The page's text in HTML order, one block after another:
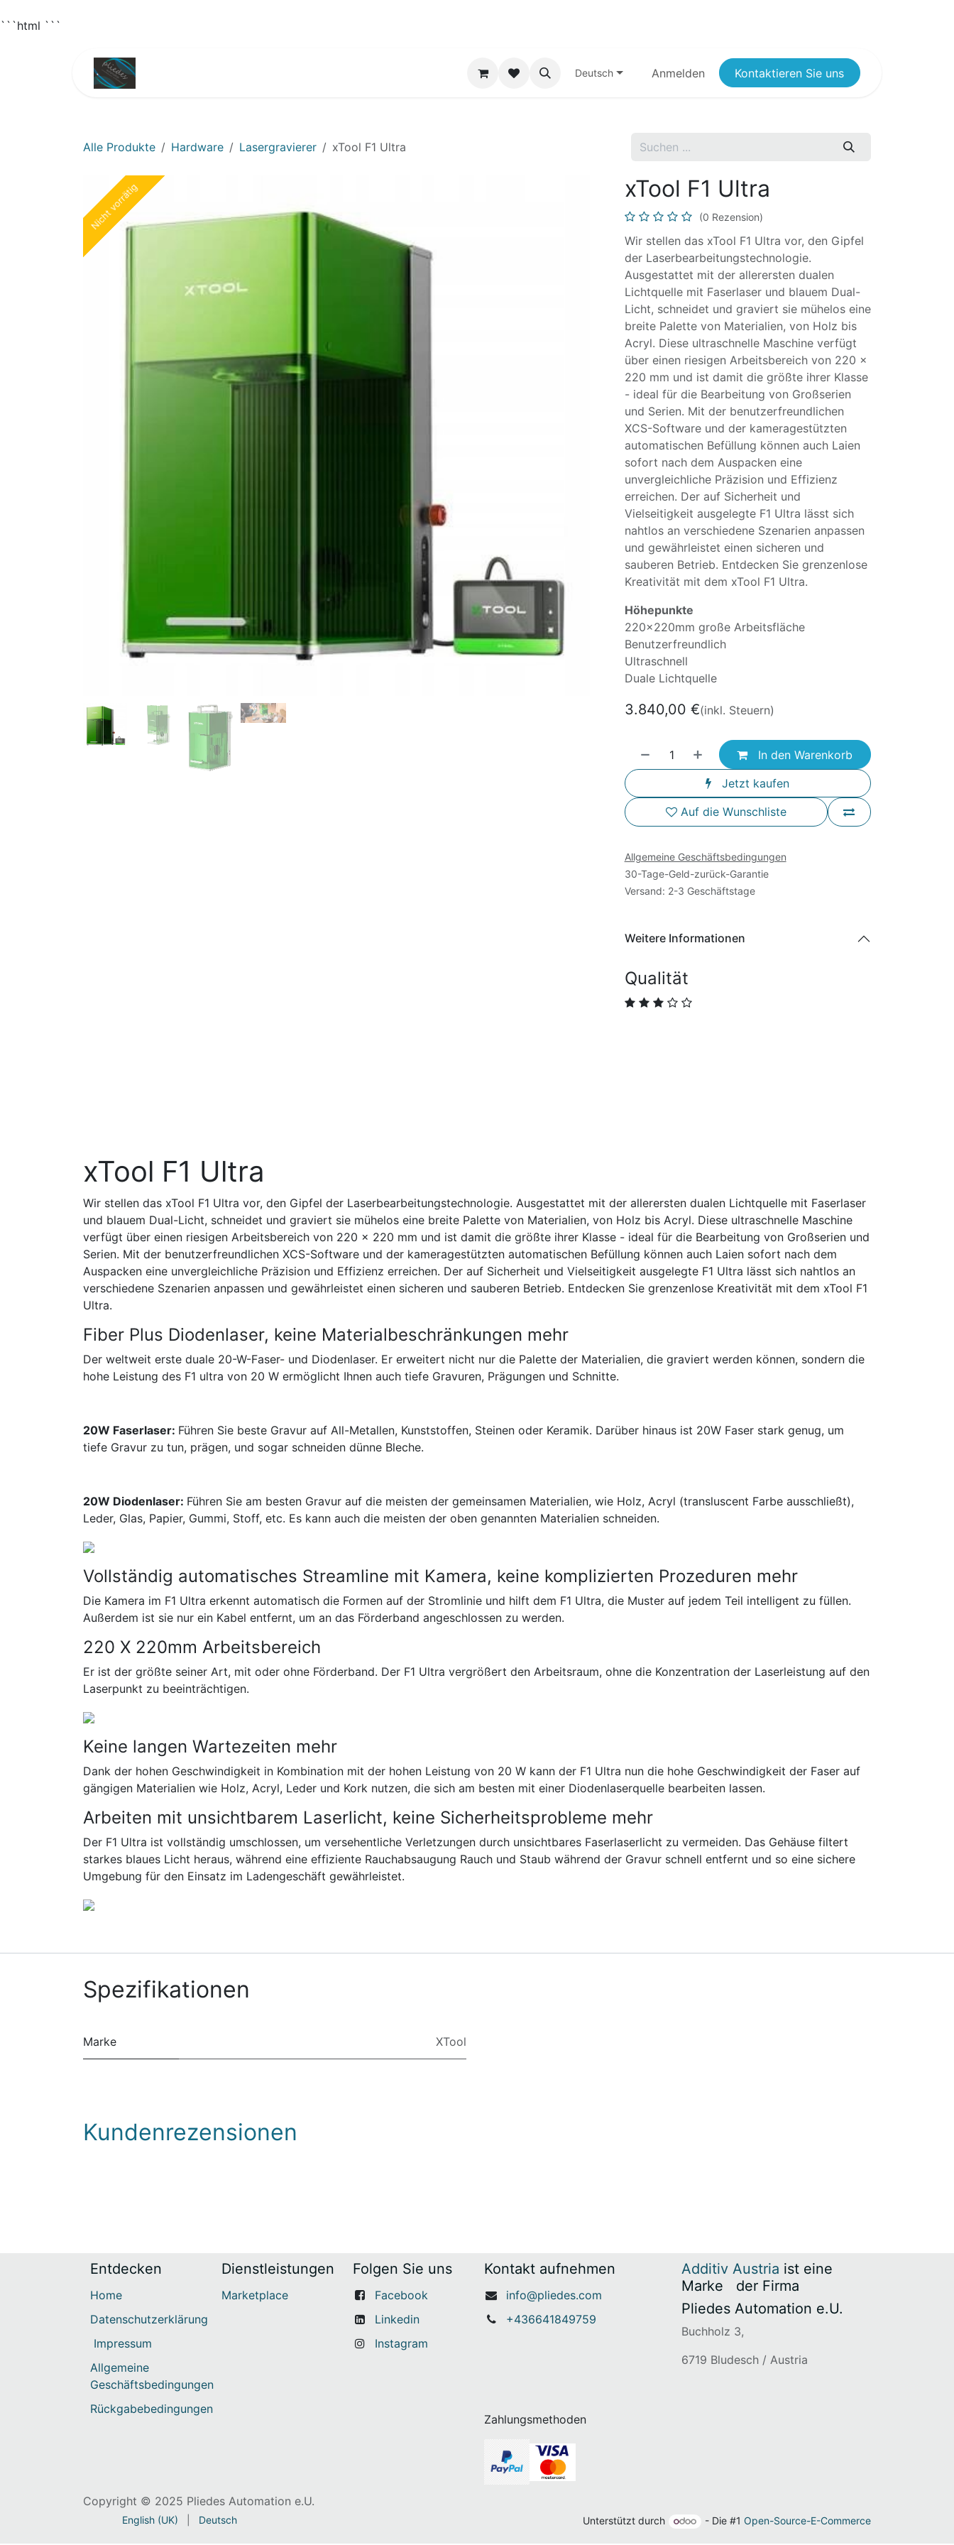
```html ```
Deutsch Anmelden Kontaktieren Sie uns
Alle Produkte Hardware Lasergravierer xTool F1 Ultra
Nicht vorrätig
Nicht vorrätig xTool F1 Ultra
(0 Rezension)
Wir stellen das xTool F1 Ultra vor, den Gipfel
der Laserbearbeitungstechnologie.
Ausgestattet mit der allerersten dualen
Lichtquelle mit Faserlaser und blauem Dual-
Licht, schneidet und graviert sie mühelos eine
breite Palette von Materialien, von Holz bis
Acryl. Diese ultraschnelle Maschine verfügt
über einen riesigen Arbeitsbereich von 220 x
220 mm und ist damit die größte ihrer Klasse
- ideal für die Bearbeitung von Großserien
und Serien. Mit der benutzerfreundlichen
XCS-Software und der kameragestützten
automatischen Befüllung können auch Laien
sofort nach dem Auspacken eine
unvergleichliche Präzision und Effizienz
erreichen. Der auf Sicherheit und
Vielseitigkeit ausgelegte F1 Ultra lässt sich
nahtlos an verschiedene Szenarien anpassen
und gewährleistet einen sicheren und
sauberen Betrieb. Entdecken Sie grenzenlose
Kreativität mit dem xTool F1 Ultra.
Höhepunkte
220x220mm große Arbeitsfläche
Benutzerfreundlich
Ultraschnell
Duale Lichtquelle
3.840,00 €(inkl. Steuern)
In den Warenkorb
Jetzt kaufen
Auf die Wunschliste
Allgemeine Geschäftsbedingungen
30-Tage-Geld-zurück-Garantie
Versand: 2-3 Geschäftstage
Weitere Informationen
Qualität
xTool F1 Ultra
Wir stellen das xTool F1 Ultra vor, den Gipfel der Laserbearbeitungstechnologie. Ausgestattet mit der allerersten dualen Lichtquelle mit Faserlaser
und blauem Dual-Licht, schneidet und graviert sie mühelos eine breite Palette von Materialien, von Holz bis Acryl. Diese ultraschnelle Maschine
verfügt über einen riesigen Arbeitsbereich von 220 x 220 mm und ist damit die größte ihrer Klasse - ideal für die Bearbeitung von Großserien und
Serien. Mit der benutzerfreundlichen XCS-Software und der kameragestützten automatischen Befüllung können auch Laien sofort nach dem
Auspacken eine unvergleichliche Präzision und Effizienz erreichen. Der auf Sicherheit und Vielseitigkeit ausgelegte F1 Ultra lässt sich nahtlos an
verschiedene Szenarien anpassen und gewährleistet einen sicheren und sauberen Betrieb. Entdecken Sie grenzenlose Kreativität mit dem xTool F1
Ultra.
Fiber Plus Diodenlaser, keine Materialbeschränkungen mehr
Der weltweit erste duale 20-W-Faser- und Diodenlaser. Er erweitert nicht nur die Palette der Materialien, die graviert werden können, sondern die
hohe Leistung des F1 ultra von 20 W ermöglicht Ihnen auch tiefe Gravuren, Prägungen und Schnitte.
20W Faserlaser: Führen Sie beste Gravur auf All-Metallen, Kunststoffen, Steinen oder Keramik. Darüber hinaus ist 20W Faser stark genug, um
tiefe Gravur zu tun, prägen, und sogar schneiden dünne Bleche.
20W Diodenlaser: Führen Sie am besten Gravur auf die meisten der gemeinsamen Materialien, wie Holz, Acryl (transluscent Farbe ausschließt),
Leder, Glas, Papier, Gummi, Stoff, etc. Es kann auch die meisten der oben genannten Materialien schneiden.
Vollständig automatisches Streamline mit Kamera, keine komplizierten Prozeduren mehr
Die Kamera im F1 Ultra erkennt automatisch die Formen auf der Stromlinie und hilft dem F1 Ultra, die Muster auf jedem Teil intelligent zu füllen.
Außerdem ist sie nur ein Kabel entfernt, um an das Förderband angeschlossen zu werden.
220 X 220mm Arbeitsbereich
Er ist der größte seiner Art, mit oder ohne Förderband. Der F1 Ultra vergrößert den Arbeitsraum, ohne die Konzentration der Laserleistung auf den
Laserpunkt zu beeinträchtigen.
Keine langen Wartezeiten mehr
Dank der hohen Geschwindigkeit in Kombination mit der hohen Leistung von 20 W kann der F1 Ultra nun die hohe Geschwindigkeit der Faser auf
gängigen Materialien wie Holz, Acryl, Leder und Kork nutzen, die sich am besten mit einer Diodenlaserquelle bearbeiten lassen.
Arbeiten mit unsichtbarem Laserlicht, keine Sicherheitsprobleme mehr
Der F1 Ultra ist vollständig umschlossen, um versehentliche Verletzungen durch unsichtbares Faserlaserlicht zu vermeiden. Das Gehäuse filtert
starkes blaues Licht heraus, während eine effiziente Rauchabsaugung Rauch und Staub während der Gravur schnell entfernt und so eine sichere
Umgebung für den Einsatz im Ladengeschäft gewährleistet.
Spezifikationen
Marke XTool
Kundenrezensionen
Entdecken
Home
Datenschutzerklärung
Impressum
Allgemeine
Geschäftsbedingungen
Rückgabebedingungen
Dienstleistungen
Marketplace
Folgen Sie uns
Facebook
Linkedin
Instagram
Kontakt aufnehmen
info@pliedes.com
+436641849759
Zahlungsmethoden
Additiv Austria ist eine
Marke ​der Firma
Pliedes Automation e.U.
Buchholz 3,
6719 Bludesch / Austria
Copyright © 2025 Pliedes Automation e.U.
English (UK) Deutsch Unterstützt durch - Die #1 Open-Source-E-Commerce